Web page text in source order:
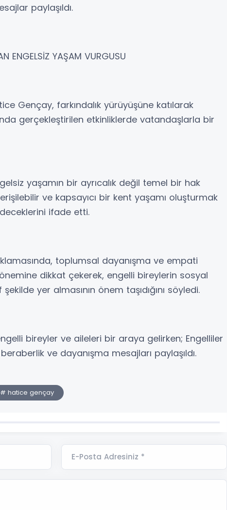
paylaşıldı.
ENGELSİZ YAŞAM VURGUSU
Gençay, farkındalık yürüyüşüne katılarak
gerçekleştirilen etkinliklerde vatandaşlarla bir
yaşamın bir ayrıcalık değil temel bir hak
ve kapsayıcı bir kent yaşamı oluşturmak
ifade etti.
toplumsal dayanışma ve empati
dikkat çekerek, engelli bireylerin sosyal
yer almasının önem taşıdığını söyledi.
bireyler ve aileleri bir araya gelirken; Engelliler
ve dayanışma mesajları paylaşıldı.
# hatice gençay
E-Posta Adresiniz *